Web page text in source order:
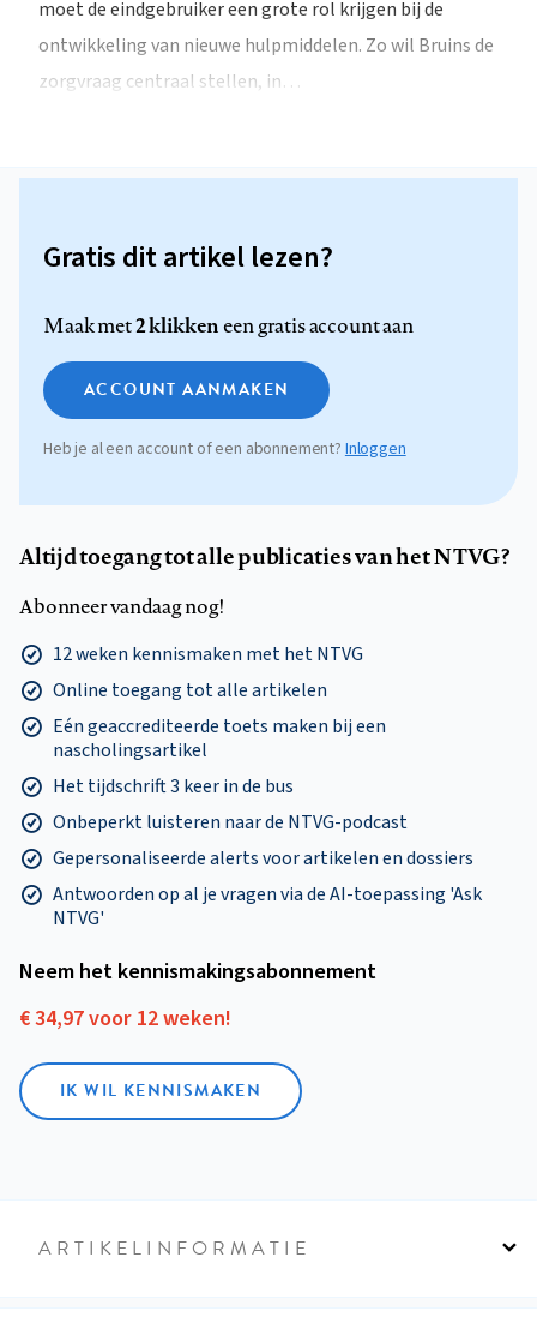
moet de eindgebruiker een grote rol krijgen bij de
ontwikkeling van nieuwe hulpmiddelen. Zo wil Bruins de
zorgvraag centraal stellen, in…
Gratis dit artikel lezen?
Maak met2 klikkeneen gratis account aan
ACCOUNT AANMAKEN
Heb je al een account of een abonnement? Inloggen
Altijd toegang tot alle publicaties van het NTVG?
Abonneer vandaag nog!
12 weken kennismaken met het NTVG
Online toegang tot alle artikelen
Eén geaccrediteerde toets maken bij een
nascholingsartikel
Het tijdschrift 3 keer in de bus
Onbeperkt luisteren naar de NTVG-podcast
Gepersonaliseerde alerts voor artikelen en dossiers
Antwoorden op al je vragen via de AI-toepassing 'Ask
NTVG'
Neem het kennismakings­abonnement
€ 34,97 voor 12 weken!
IK WIL KENNISMAKEN
ARTIKELINFORMATIE